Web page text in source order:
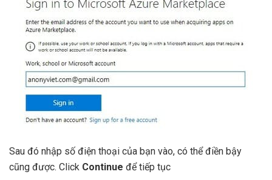
Sau đó nhập số điện thoại của bạn vào, có thể điền bậy
cũng được. Click Continue để tiếp tục